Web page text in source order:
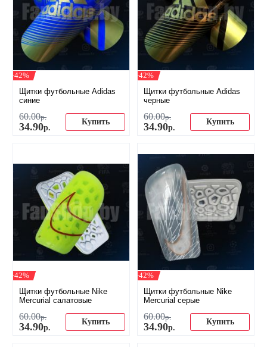
-42%
Щитки футбольные Adidas
синие
60.00р.
34.90р.
Купить
-42%
Щитки футбольные Adidas
черные
60.00р.
34.90р.
Купить
-42%
Щитки футбольные Nike
Mercurial салатовые
60.00р.
34.90р.
Купить
-42%
Щитки футбольные Nike
Mercurial серые
60.00р.
34.90р.
Купить